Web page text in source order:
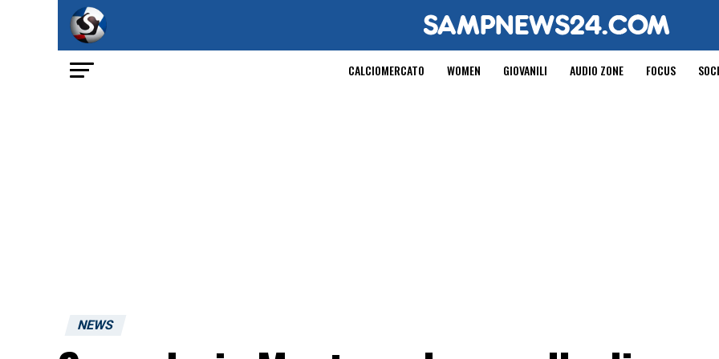
CALCIOMERCATO WOMEN GIOVANILI AUDIO ZONE FOCUS
NEWS